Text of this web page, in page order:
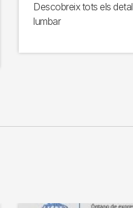
Descobreix tots els
lumbar